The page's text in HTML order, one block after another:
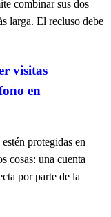
combinar sus dos
larga. El recluso debe
visitas
en
protegidas en
cosas: una cuenta
por parte de la